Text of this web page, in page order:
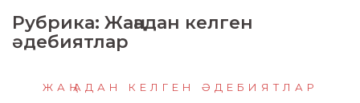
Рубрика: Жаңадан келген
әдебиятлар
ЖАҢАДАН КЕЛГЕН ӘДЕБИЯТЛАР